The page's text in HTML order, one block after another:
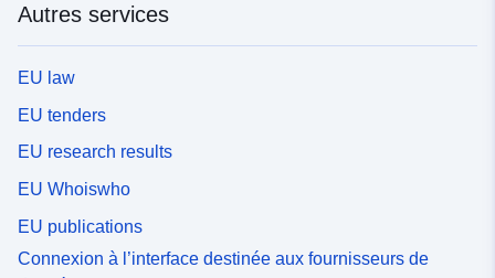
Autres services
EU law
EU tenders
EU research results
EU Whoiswho
EU publications
Connexion à l’interface destinée aux fournisseurs de